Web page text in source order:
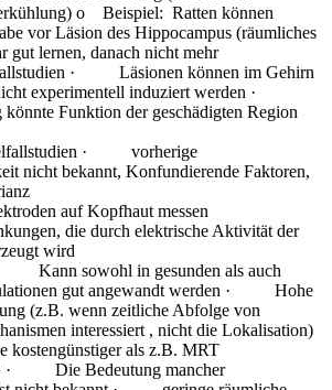
o Beispiel: Ratten können
vor Läsion des Hippocampus (räumliches
gut lernen, danach nicht mehr
· Läsionen können im Gehirn
experimentell induziert werden ·
Funktion der geschädigten Region
· vorherige
nicht bekannt, Konfundierende Faktoren,
auf Kopfhaut messen
die durch elektrische Aktivität der
wird
Kann sowohl in gesunden als auch
gut angewandt werden · Hohe
(z.B. wenn zeitliche Abfolge von
interessiert , nicht die Lokalisation)
als z.B. MRT
· Die Bedeutung mancher